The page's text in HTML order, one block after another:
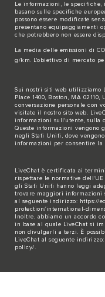
Le informazioni, le
basano sulle specifiche
possono essere modificate
presentano equipaggiamenti
che potrebbero non essere
La media delle emissioni di CO
g/km. L'obiettivo di mercato
Sui nostri siti web utilizziamo
Place 1400, Boston, MA
conversazione personale con
visitate il nostro sito web.
informazioni sull'utente, sulla
Queste informazioni vengono
negli Stati Uniti, dove
informazioni per consentire la
LiveChat è certificata ai
rispettare le normative
gli Stati Uniti hanno leggi
trovare maggiori informazioni
al seguente indirizzo: https://
protection/international-
Inoltre, abbiamo un accordo
in base al quale LiveChat si
non divulgarli a terzi. È
LiveChat al seguente indirizzo:
policy/